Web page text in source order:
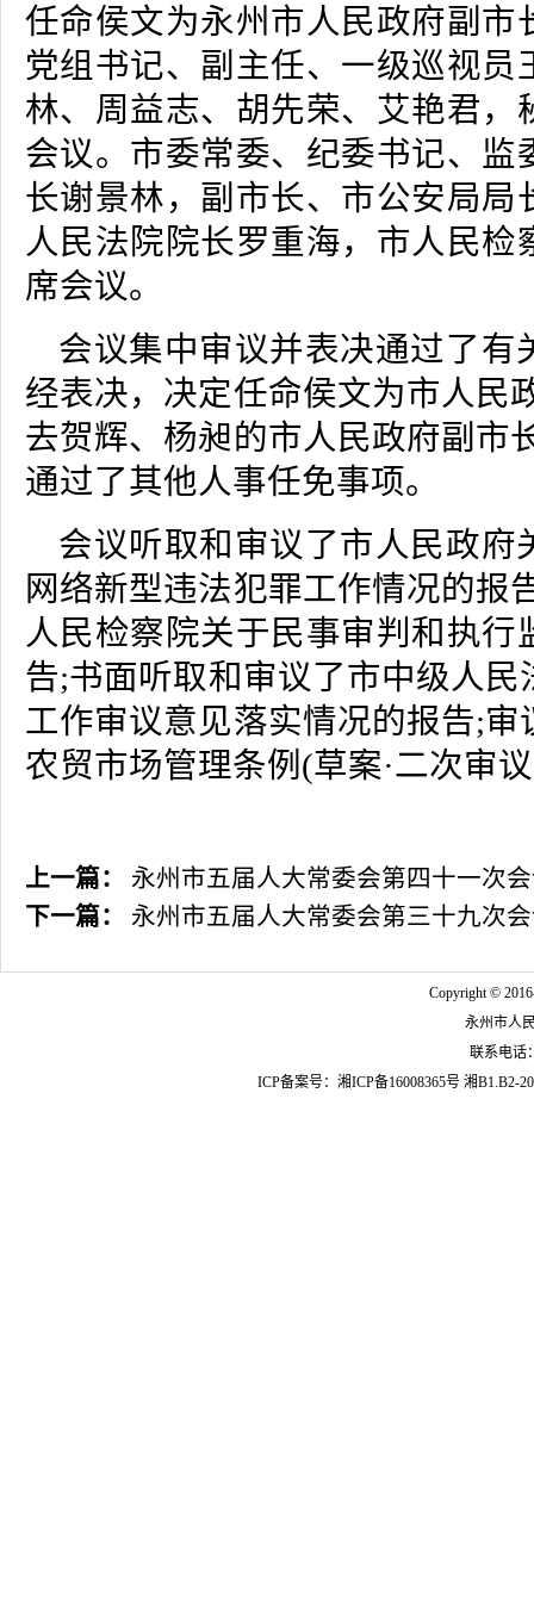
任命侯文为永州市人民政府副市
党组书记、副主任、一级巡视员
林、周益志、胡先荣、艾艳君，
会议。市委常委、纪委书记、监
长谢景林，副市长、市公安局局
人民法院院长罗重海，市人民检
席会议。
会议集中审议并表决通过了有
经表决，决定任命侯文为市人民
去贺辉、杨昶的市人民政府副市
通过了其他人事任免事项。
会议听取和审议了市人民政府
网络新型违法犯罪工作情况的报
人民检察院关于民事审判和执行
告;书面听取和审议了市中级人民
工作审议意见落实情况的报告;审
农贸市场管理条例(草案·二次审
上一篇：
永州市五届人大常委会第四十一次
下一篇：
永州市五届人大常委会第三十九次
Copyright ©
永州市人
联系电话
ICP备案号： 湘ICP备16008365号 湘B1.B2-